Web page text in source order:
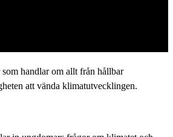
handlar om allt från hållbar
att vända klimatutvecklingen.